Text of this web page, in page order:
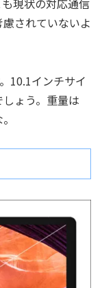
現状の対応通信
されていないよ
10.1インチサイ
ょう。重量は